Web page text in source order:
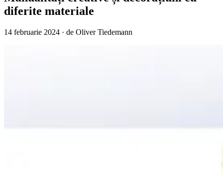
diferite materiale
14 februarie 2024 · de Oliver Tiedemann